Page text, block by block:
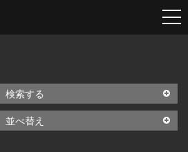
検索する
並べ替え